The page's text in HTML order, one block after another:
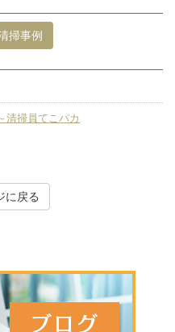
掃事例
清掃員てこパカ
に戻る